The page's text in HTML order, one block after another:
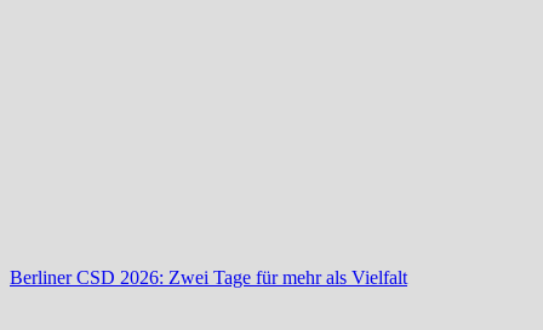
Berliner CSD 2026: Zwei Tage für mehr als Vielfalt